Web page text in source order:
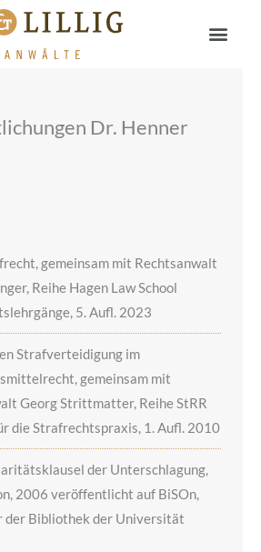
Dr. Henner
gemeinsam mit Rechtsanwalt
Reihe Hagen Law School
5. Aufl. 2023
Strafverteidigung im
gemeinsam mit
Georg Strittmatter, Reihe StRR
die Strafrechtspraxis, 1. Aufl. 2010
der Unterschlagung,
2006 veröffentlicht auf BiSOn,
der Bibliothek der Universität